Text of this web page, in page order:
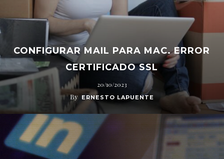
CONFIGURAR MAIL PARA MAC. ERROR
CERTIFICADO SSL
20/10/2023
By ERNESTO LAPUENTE